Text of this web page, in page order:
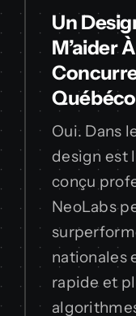
Un
M’aider
Oui. Dans
design est
conçu
NeoLabs
nationales
rapide et